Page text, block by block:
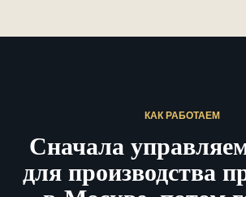
КАК РАБОТАЕМ
Сначала
для производства